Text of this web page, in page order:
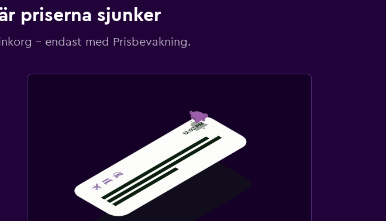
priserna sjunker
– endast med Prisbevakning.